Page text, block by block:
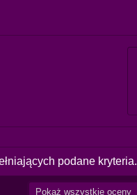
podane kryteria.